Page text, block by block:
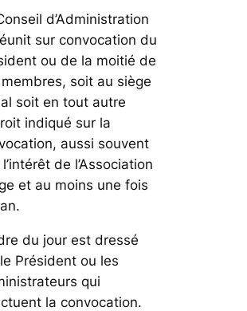
d’Administration
sur convocation du
ou de la moitié de
soit au siège
soit en tout autre
indiqué sur la
aussi souvent
de l’Association
et au moins une fois
du jour est dressé
Président ou les
qui
la convocation.